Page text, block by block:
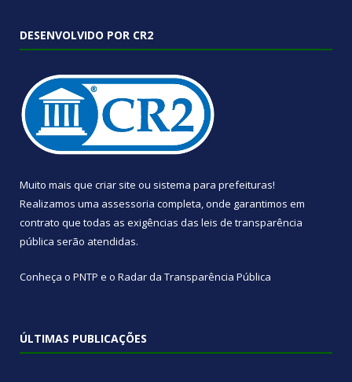
DESENVOLVIDO POR CR2
Muito mais que criar site ou sistema para prefeituras!
Realizamos uma assessoria completa, onde garantimos em
contrato que todas as exigências das leis de transparência
pública serão atendidas.
Conheça o PNTP e o Radar da Transparência Pública
ÚLTIMAS PUBLICAÇÕES